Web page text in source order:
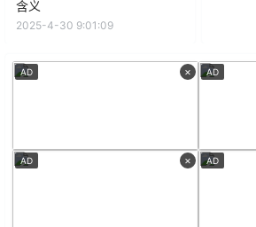
含义
2025-4-30 9:01:09
×
AD AD
×
AD AD